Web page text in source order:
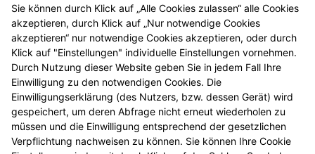
Wir nehmen nicht an einem
Streitbeilegungsverfahren vor einer
Verbraucherschlichtungsstelle teil.
Zuständig ist die Universalschlichtungsstelle des
Zentrums für Schlichtung e.V., Straßburger Straße 8,
77694 Kehl am Rhein (https://www.verbraucher-
schlichter.de).
Sie können durch Klick auf „Alle Cookies zulassen“ alle Cookies
akzeptieren, durch Klick auf „Nur notwendige Cookies
akzeptieren“ nur notwendige Cookies akzeptieren, oder durch
Klick auf "Einstellungen" individuelle Einstellungen vornehmen.
Durch Nutzung dieser Website geben Sie in jedem Fall Ihre
Einwilligung zu den notwendigen Cookies. Die
Einwilligungserklärung (des Nutzers, bzw. dessen Gerät) wird
gespeichert, um deren Abfrage nicht erneut wiederholen zu
müssen und die Einwilligung entsprechend der gesetzlichen
Verpflichtung nachweisen zu können. Sie können Ihre Cookie